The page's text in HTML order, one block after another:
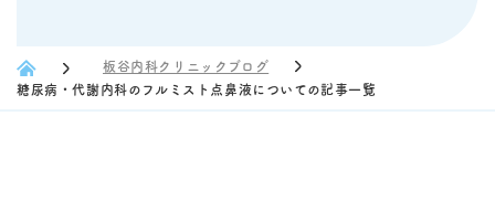
板谷内科クリニックブログ
糖尿病・代謝内科のフルミスト点鼻液についての記事一覧